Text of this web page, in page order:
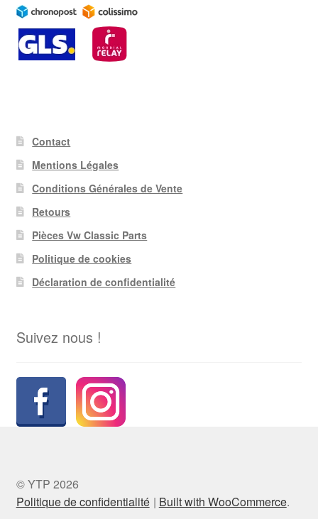
Contact
Mentions Légales
Conditions Générales de Vente
Retours
Pièces Vw Classic Parts
Politique de cookies
Déclaration de confidentialité
Suivez nous !
© YTP 2026
Politique de confidentialité
Built with WooCommerce.